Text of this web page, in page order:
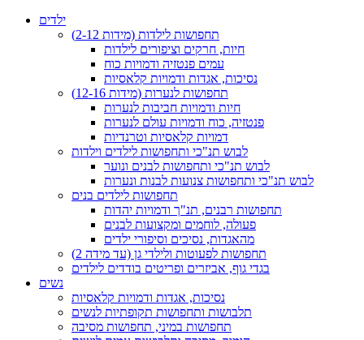
ילדים
תחפושות לילדות (מידות 2-12)
חיות, חרקים וציפורים לילדות
עמים פנטזיה ודמויות כוח
נסיכות, אגדות ודמויות קלאסיות
תחפושות לנערות (מידות 12-16)
חיות ודמויות חביבות לנערות
פנטזיה, כוח ודמויות עולם לנערות
דמויות קלאסיות וטרנדיות
לבוש תנ"כי ותחפושות לילדים וילדות
לבוש תנ"כי ותחפושות לבנים ונוער
לבוש תנ"כי ותחפושות צנועות לבנות ונערות
תחפושות לילדים בנים
תחפושות רבנים, תנ"ך ודמויות יהדות
פעולה, לוחמים ומקצועות לבנים
מהאגדות, נסיכים וסיפורי ילדים
תחפושות לפעוטות ולילדי גן (עד מידה 2)
בגדי גוף, אביזרים ופריטים בודדים לילדים
נשים
נסיכות, אגדות ודמויות קלאסיות
תלבושות ותחפושות תקופתיות לנשים
תחפושות במיני, תחפושות מסיבה